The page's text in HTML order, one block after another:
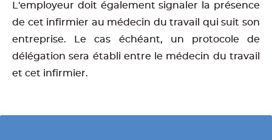
L'employeur doit également signaler la présence
de cet infirmier au médecin du travail qui suit son
entreprise. Le cas échéant, un protocole de
délégation sera établi entre le médecin du travail
et cet infirmier.